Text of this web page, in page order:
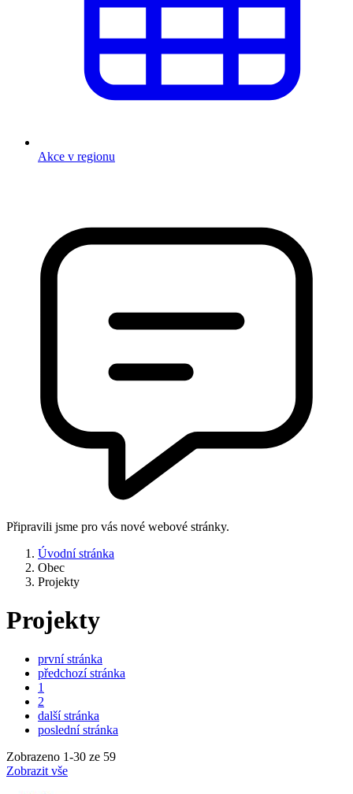
Akce v regionu
Připravili jsme pro vás nové webové stránky.
Úvodní stránka
Obec
Projekty
Projekty
první stránka
předchozí stránka
1
2
další stránka
poslední stránka
Zobrazeno 1-30 ze 59
Zobrazit vše